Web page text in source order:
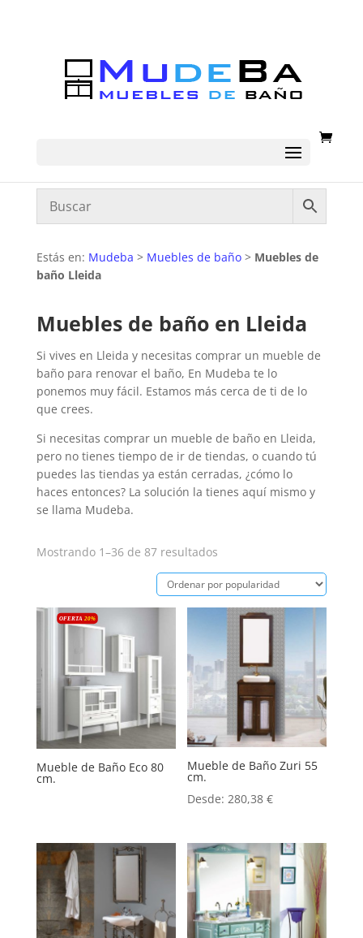
Estás en: Mudeba > Muebles de baño> Muebles de
baño Lleida
Muebles de baño en Lleida
Si vives en Lleida y necesitas comprar un mueble de
baño para renovar el baño, En Mudeba te lo
ponemos muy fácil. Estamos más cerca de ti de lo
que crees.
Si necesitas comprar un mueble de baño en Lleida,
pero no tienes tiempo de ir de tiendas, o cuando tú
puedes las tiendas ya están cerradas, ¿cómo lo
haces entonces? La solución la tienes aquí mismo y
se llama Mudeba.
Mostrando 1–36 de 87 resultadosOrdenado
por
popularidad
OFERTA 20%
Mueble de Baño Eco 80
cm.
Mueble de Baño Zuri 55
cm.
Desde:280,38€